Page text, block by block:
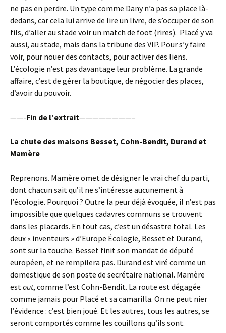
ne pas en perdre. Un type comme Dany n’a pas sa place là-
dedans, car cela lui arrive de lire un livre, de s’occuper de son
fils, d’aller au stade voir un match de foot (rires). Placé y va
aussi, au stade, mais dans la tribune des VIP. Pour s’y faire
voir, pour nouer des contacts, pour activer des liens.
L’écologie n’est pas davantage leur problème. La grande
affaire, c’est de gérer la boutique, de négocier des places,
d’avoir du pouvoir.
——-Fin de l’extrait————————–
La chute des maisons Besset, Cohn-Bendit, Durand et
Mamère
Reprenons. Mamère omet de désigner le vrai chef du parti,
dont chacun sait qu’il ne s’intéresse aucunement à
l’écologie. Pourquoi ? Outre la peur déjà évoquée, il n’est pas
impossible que quelques cadavres communs se trouvent
dans les placards. En tout cas, c’est un désastre total. Les
deux « inventeurs » d’Europe Écologie, Besset et Durand,
sont sur la touche. Besset finit son mandat de député
européen, et ne rempilera pas. Durand est viré comme un
domestique de son poste de secrétaire national. Mamère
estout, comme l’est Cohn-Bendit. La route est dégagée
comme jamais pour Placé et sa camarilla. On ne peut nier
l’évidence : c’est bien joué. Et les autres, tous les autres, se
seront comportés comme les couillons qu’ils sont.